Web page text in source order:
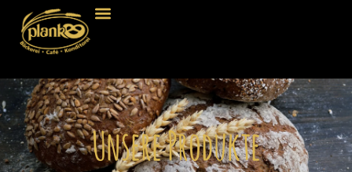
Unsere Produkte